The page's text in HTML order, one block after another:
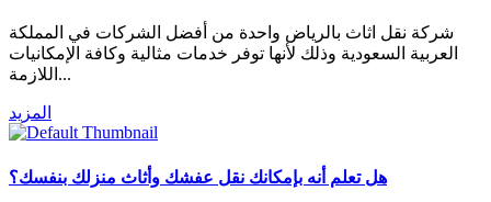
شركة نقل اثاث بالرياض واحدة من أفضل الشركات في المملكة
العربية السعودية وذلك لأنها توفر خدمات مثالية وكافة الإمكانيات
اللازمة...
المزيد
هل تعلم أنه بإمكانك نقل عفشك وأثاث منزلك بنفسك؟